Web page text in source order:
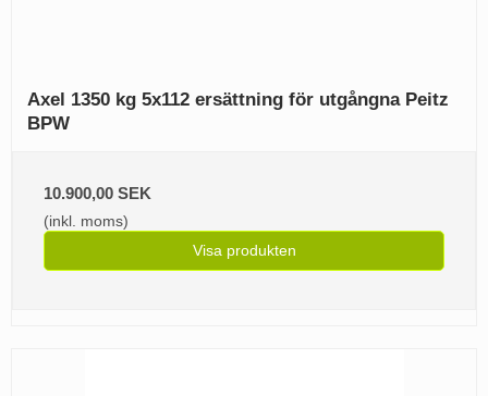
Axel 1350 kg 5x112 ersättning för utgångna Peitz
BPW
10.900,00 SEK
(inkl. moms)
Visa produkten